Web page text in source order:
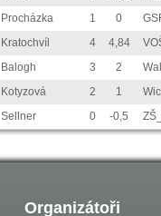
Procházka 1 0
Kratochvíl 4 4,84
Balogh 3 2
Kotyzová 2 1
Sellner 0 -0,5
Organizátoři